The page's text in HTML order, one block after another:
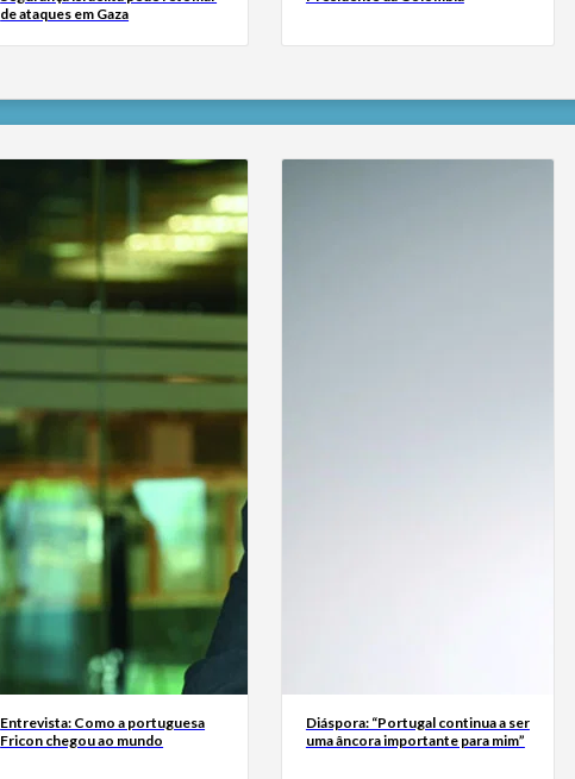
de ataques em Gaza
Entrevista: Como a portuguesa
Fricon chegou ao mundo
Diáspora: “Portugal continua a ser
uma âncora importante para mim”